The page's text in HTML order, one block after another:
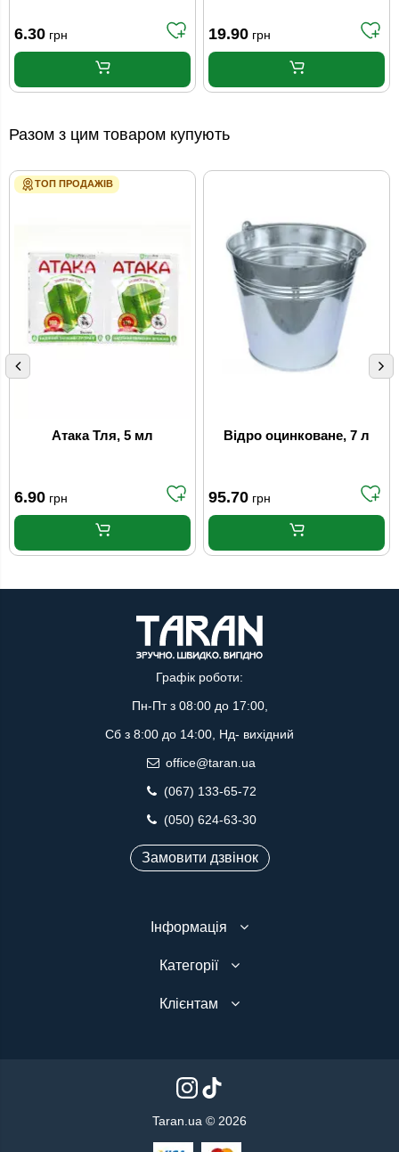
6.30 грн 19.90 грн
Разом з цим товаром купують
ТОП ПРОДАЖІВ
Атака Тля, 5 мл
6.90 грн
Відро оцинковане, 7 л
95.70 грн
Графік роботи:
Пн-Пт з 08:00 до 17:00,
Сб з 8:00 до 14:00, Нд- вихідний
office@taran.ua
(067) 133-65-72
(050) 624-63-30
Замовити дзвінок
Інформація
Категорії
Клієнтам
Taran.ua © 2026